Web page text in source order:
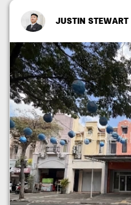
JUSTIN STEWART